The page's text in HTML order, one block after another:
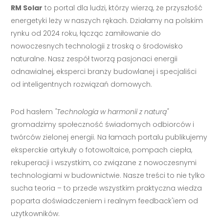
RM Solar to portal dla ludzi, którzy wierzą, że przyszłość
energetyki leży w naszych rękach. Działamy na polskim
rynku od 2024 roku, łącząc zamiłowanie do
nowoczesnych technologii z troską o środowisko
naturalne. Nasz zespół tworzą pasjonaci energii
odnawialnej, eksperci branży budowlanej i specjaliści
od inteligentnych rozwiązań domowych.
Pod hasłem "Technologia w harmonii z naturą"
gromadzimy społeczność świadomych odbiorców i
twórców zielonej energii. Na łamach portalu publikujemy
eksperckie artykuły o fotowoltaice, pompach ciepła,
rekuperacji i wszystkim, co związane z nowoczesnymi
technologiami w budownictwie. Nasze treści to nie tylko
sucha teoria – to przede wszystkim praktyczna wiedza
poparta doświadczeniem i realnym feedback'iem od
użytkowników.